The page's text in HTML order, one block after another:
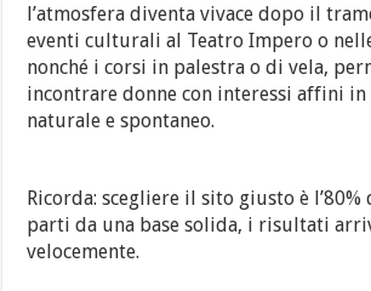
l’atmosfera diventa vivace dopo il
eventi culturali al Teatro Impero o
nonché i corsi in palestra o di vela,
incontrare donne con interessi affini in
naturale e spontaneo.
Ricorda: scegliere il sito giusto è l’80%
parti da una base solida, i risultati
velocemente.